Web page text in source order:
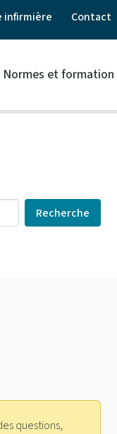
infirmière Contact
Normes et formation
questions,